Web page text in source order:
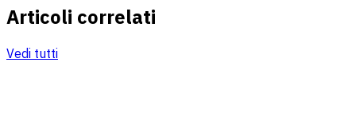
Articoli correlati
Vedi tutti